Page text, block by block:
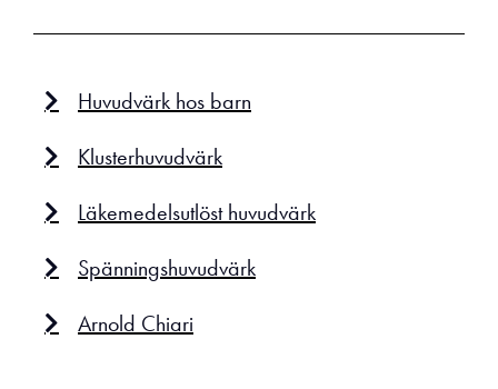
Huvudvärk hos barn
Klusterhuvudvärk
Läkemedelsutlöst huvudvärk
Spänningshuvudvärk
Arnold Chiari